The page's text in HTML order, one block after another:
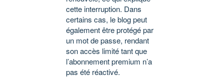
cette interruption. Dans
certains cas, le blog peut
également être protégé par
un mot de passe, rendant
son accès limité tant que
l’abonnement premium n’a
pas été réactivé.